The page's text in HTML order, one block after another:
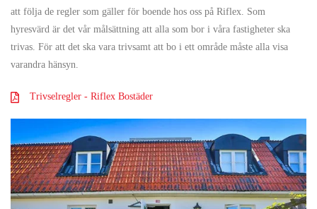
att följa de regler som gäller för boende hos oss på Riflex. Som
hyresvärd är det vår målsättning att alla som bor i våra fastigheter ska
trivas. För att det ska vara trivsamt att bo i ett område måste alla visa
varandra hänsyn.
Trivselregler - Riflex Bostäder